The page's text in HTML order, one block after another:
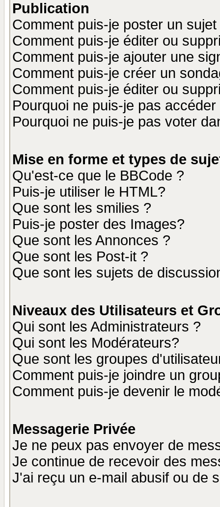
Publication
Comment puis-je poster un
Comment puis-je éditer ou
Comment puis-je ajouter une
Comment puis-je créer un
Comment puis-je éditer ou
Pourquoi ne puis-je pas
Pourquoi ne puis-je pas voter
Mise en forme et types de
Qu'est-ce que le BBCode ?
Puis-je utiliser le HTML?
Que sont les smilies ?
Puis-je poster des Images?
Que sont les Annonces ?
Que sont les Post-it ?
Que sont les sujets de
Niveaux des Utilisateurs et
Qui sont les Administrateurs ?
Qui sont les Modérateurs?
Que sont les groupes
Comment puis-je joindre un
Comment puis-je devenir le
Messagerie Privée
Je ne peux pas envoyer de
Je continue de recevoir des
J'ai reçu un e-mail abusif ou de